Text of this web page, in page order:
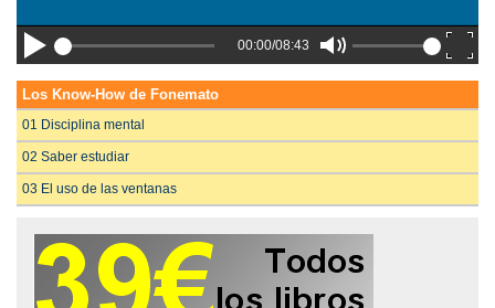
00:00/08:43
Los Know-How de Fonemato
01 Disciplina mental
02 Saber estudiar
03 El uso de las ventanas